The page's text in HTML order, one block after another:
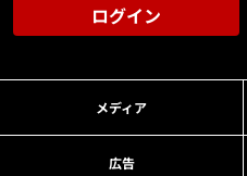
ログイン
メディア
広告